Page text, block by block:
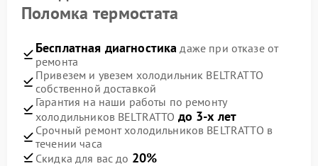
Поломка термостата
Бесплатная диагностика даже при отказе от
ремонта
Привезем и увезем холодильник BELTRATTO
собственной доставкой
Гарантия на наши работы по ремонту
холодильников BELTRATTO до 3-х лет
Срочный ремонт холодильников BELTRATTO в
течении часа
Скидка для вас до 20%